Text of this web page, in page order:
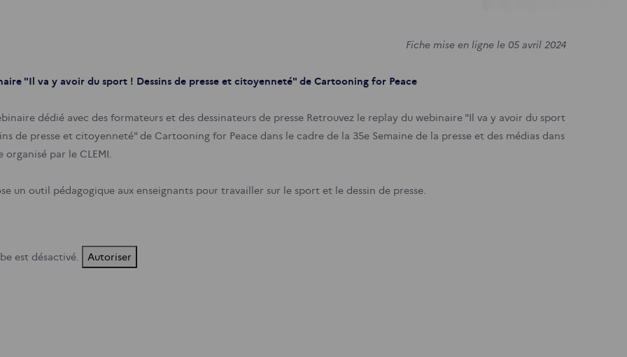
Fiche mise en ligne le 05 avril 2024
"Il va y avoir du sport ! Dessins de presse et citoyenneté" de Cartooning for Peace
dédié avec des formateurs et des dessinateurs de presse Retrouvez le replay du webinaire "Il va y avoir du sport
de presse et citoyenneté" de Cartooning for Peace dans le cadre de la 35e Semaine de la presse et des médias dans
organisé par le CLEMI.
un outil pédagogique aux enseignants pour travailler sur le sport et le dessin de presse.
est désactivé. Autoriser